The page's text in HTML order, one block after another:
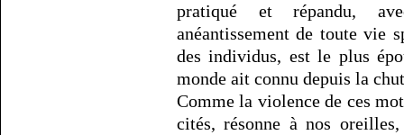
pratiqué et répandu,
anéantissement de toute vie
des individus, est le plus
monde ait connu depuis la
Comme la violence de ces
cités, résonne à nos